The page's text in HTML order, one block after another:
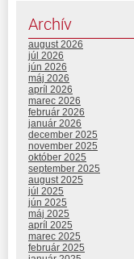
Archív
august 2026
júl 2026
jún 2026
máj 2026
apríl 2026
marec 2026
február 2026
január 2026
december 2025
november 2025
október 2025
september 2025
august 2025
júl 2025
jún 2025
máj 2025
apríl 2025
marec 2025
február 2025